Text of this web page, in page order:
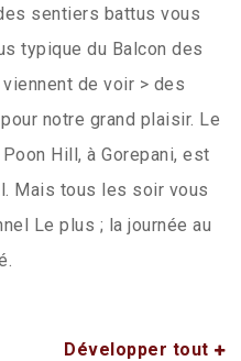
sentiers battus vous
typique du Balcon des
de voir > des
notre grand plaisir. Le
Hill, à Gorepani, est
Mais tous les soir vous
Le plus ; la journée au
Développer tout